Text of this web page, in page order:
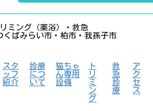
リミング（薬浴）・救急
くばみらい市・柏市・我孫子市
スタ
ッフ
紹介
診療
につ
いて
猫ちゃ
ん専用
設備
ト
リ
ミ
ン
グ
救
急
診
療
ア
ク
セ
ス